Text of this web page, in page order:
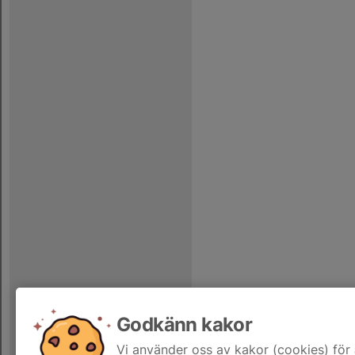
Godkänn kakor
Vi använder oss av kakor (cookies)